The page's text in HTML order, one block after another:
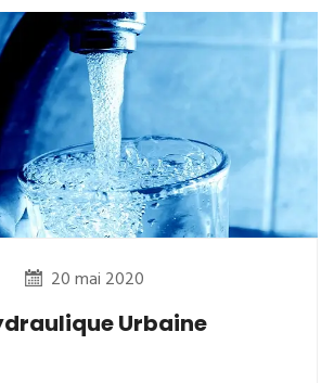
20 mai 2020
Urbaine